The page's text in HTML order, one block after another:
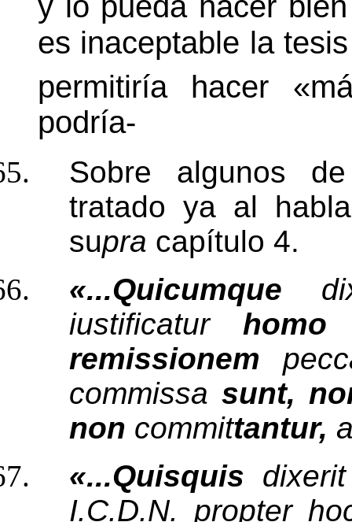
es inaceptable la
permitiría hacer
podría-
Sobre algunos
tratado ya al
supra capítulo 4.
«...Quicumque
iustificatur
remissionem
commissasunt,
non committantur,
«...Quisquis
I.C.D.N. propter